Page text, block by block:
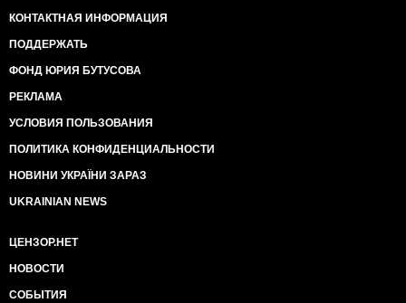
КОНТАКТНАЯ ИНФОРМАЦИЯ
ПОДДЕРЖАТЬ
ФОНД ЮРИЯ БУТУСОВА
РЕКЛАМА
УСЛОВИЯ ПОЛЬЗОВАНИЯ
ПОЛИТИКА КОНФИДЕНЦИАЛЬНОСТИ
НОВИНИ УКРАЇНИ ЗАРАЗ
UKRAINIAN NEWS
ЦЕНЗОР.НЕТ
НОВОСТИ
СОБЫТИЯ